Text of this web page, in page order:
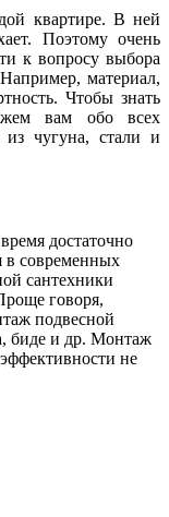
квартире. В ней
Поэтому очень
к вопросу выбора
материал,
Чтобы знать
вам обо всех
из чугуна, стали и
достаточно
в современных
сантехники
говоря,
подвесной
биде и др. Монтаж
не